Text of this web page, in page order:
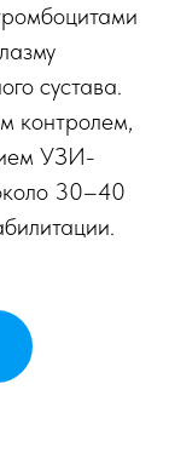
сустава.
контролем,
УЗИ-
30–40